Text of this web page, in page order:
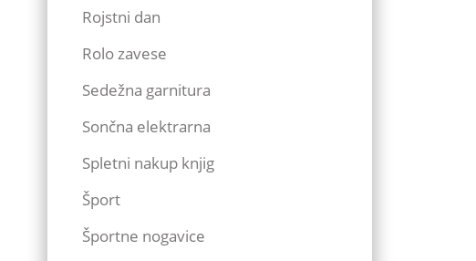
Rojstni dan
Rolo zavese
Sedežna garnitura
Sončna elektrarna
Spletni nakup knjig
Šport
Športne nogavice